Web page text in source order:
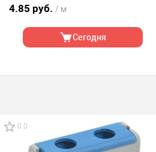
4.85 руб. / м
Сегодня
0.0